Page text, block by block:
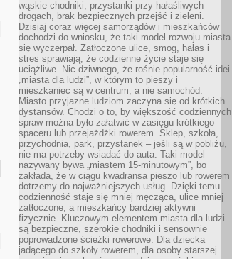
wąskie chodniki, przystanki przy hałaśliwych
drogach, brak bezpiecznych przejść i zieleni.
Dzisiaj coraz więcej samorządów i mieszkańców
dochodzi do wniosku, że taki model rozwoju miasta
się wyczerpał. Zatłoczone ulice, smog, hałas i
stres sprawiają, że codzienne życie staje się
uciążliwe. Nic dziwnego, że rośnie popularność idei
„miasta dla ludzi”, w którym to pieszy i
mieszkaniec są w centrum, a nie samochód.
Miasto przyjazne ludziom zaczyna się od krótkich
dystansów. Chodzi o to, by większość codziennych
spraw można było załatwić w zasięgu krótkiego
spaceru lub przejażdżki rowerem. Sklep, szkoła,
przychodnia, park, przystanek – jeśli są w pobliżu,
nie ma potrzeby wsiadać do auta. Taki model
nazywany bywa „miastem 15-minutowym”, bo
zakłada, że w ciągu kwadransa pieszo lub rowerem
dotrzemy do najważniejszych usług. Dzięki temu
codzienność staje się mniej męcząca, ulice mniej
zatłoczone, a mieszkańcy bardziej aktywni
fizycznie. Kluczowym elementem miasta dla ludzi
są bezpieczne, szerokie chodniki i sensownie
poprowadzone ścieżki rowerowe. Dla dziecka
jadącego do szkoły rowerem, dla osoby starszej